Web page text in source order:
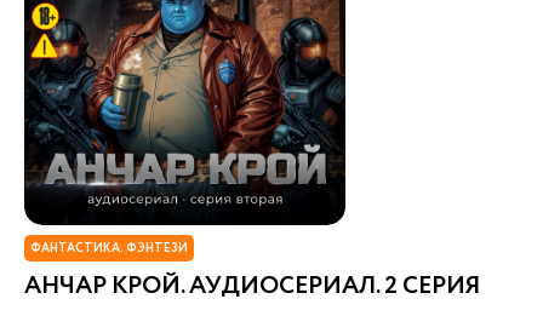
ФАНТАСТИКА. ФЭНТЕЗИ
АНЧАР КРОЙ. АУДИОСЕРИАЛ. 2 СЕРИЯ